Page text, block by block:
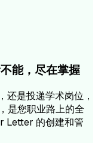
能，尽在掌握
还是投递学术岗位，
是您职业路上的全
Letter 的创建和管